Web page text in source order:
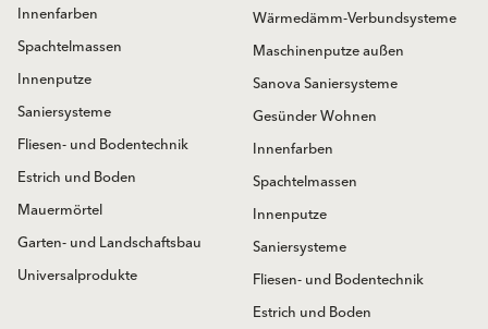
Innenfarben
Spachtelmassen
Innenputze
Saniersysteme
Fliesen- und Bodentechnik
Estrich und Boden
Mauermörtel
Garten- und Landschaftsbau
Universalprodukte
Wärmedämm-Verbundsysteme
Maschinenputze außen
Sanova Saniersysteme
Gesünder Wohnen
Innenfarben
Spachtelmassen
Innenputze
Saniersysteme
Fliesen- und Bodentechnik
Estrich und Boden